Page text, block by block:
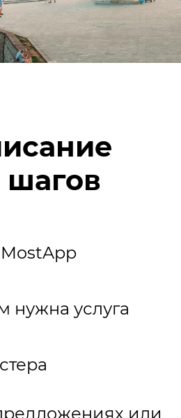
шагов
нужна услуга
или